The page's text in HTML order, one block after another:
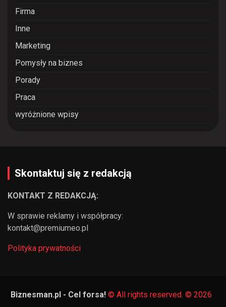
Firma
Inne
Marketing
Pomysły na biznes
Porady
Praca
wyróżnione wpisy
Skontaktuj się z redakcją
KONTAKT Z REDAKCJĄ:
W sprawie reklamy i współpracy:
kontakt@premiumeo.pl
Polityka prywatności
Biznesman.pl - Cel forsa! © All rights reserved. © 2026